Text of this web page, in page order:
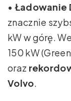
• Ładowanie
znacznie
kW w górę.
150 kW
oraz
Volvo.